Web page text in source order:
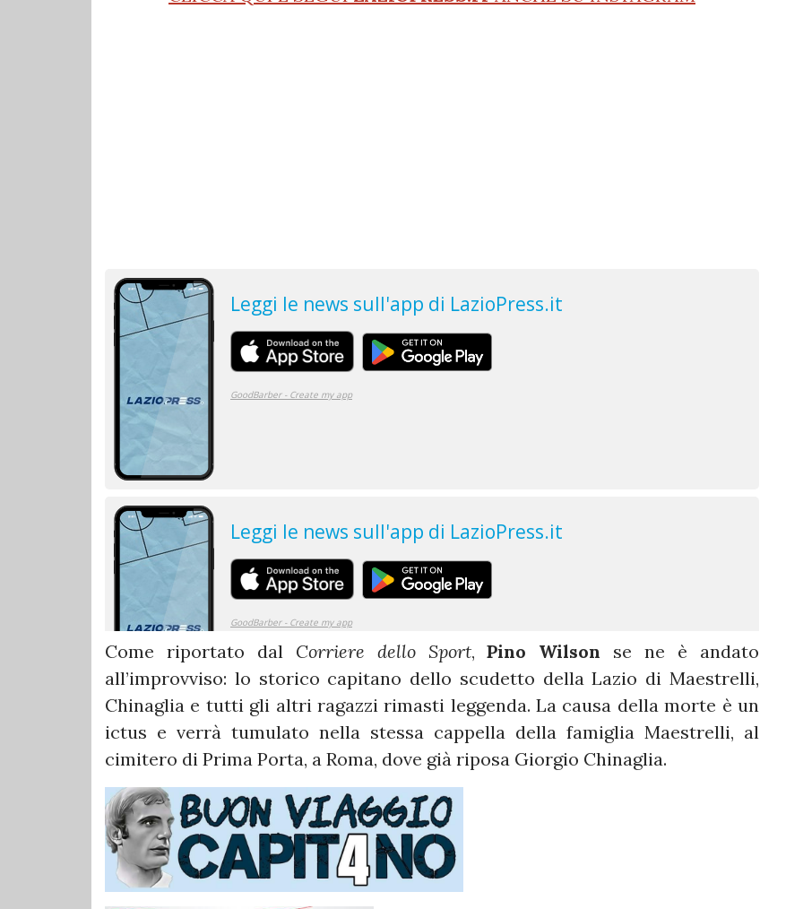
Come riportato dal Corriere dello Sport,Pino Wilson se ne è andato
all’improvviso: lo storico capitano dello scudetto della Lazio di Maestrelli,
Chinaglia e tutti gli altri ragazzi rimasti leggenda. La causa della morte è un
ictus e verrà tumulato nella stessa cappella della famiglia Maestrelli, al
cimitero di Prima Porta, a Roma, dove già riposa Giorgio Chinaglia.